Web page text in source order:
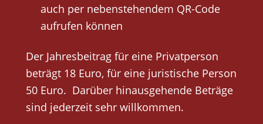
auch per nebenstehendem QR-Code
aufrufen können
Der Jahresbeitrag für eine Privatperson
beträgt 18 Euro, für eine juristische Person
50 Euro. Darüber hinausgehende Beträge
sind jederzeit sehr willkommen.